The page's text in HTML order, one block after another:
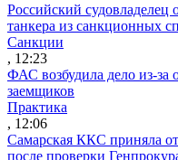
Российский судовладелец
танкера из санкционных
Санкции
, 12:23
ФАС возбудила дело из-за
заемщиков
Практика
, 12:06
Самарская ККС приняла
после проверки